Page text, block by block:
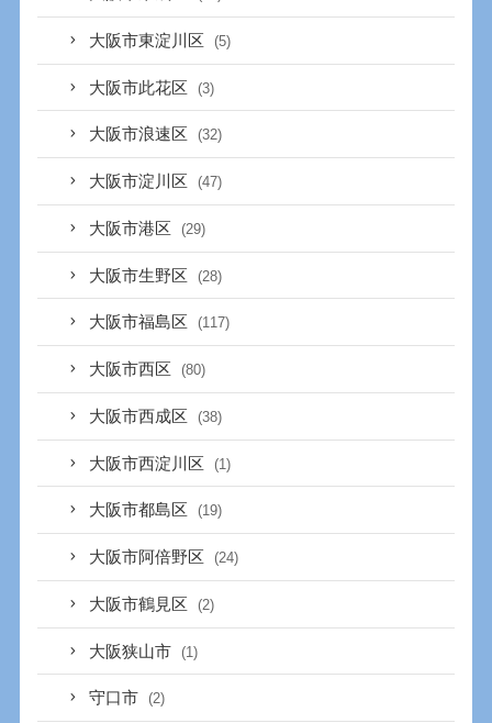
大阪市東淀川区 (5)
大阪市此花区 (3)
大阪市浪速区 (32)
大阪市淀川区 (47)
大阪市港区 (29)
大阪市生野区 (28)
大阪市福島区 (117)
大阪市西区 (80)
大阪市西成区 (38)
大阪市西淀川区 (1)
大阪市都島区 (19)
大阪市阿倍野区 (24)
大阪市鶴見区 (2)
大阪狭山市 (1)
守口市 (2)